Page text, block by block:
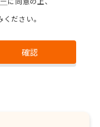
ださい。
確認